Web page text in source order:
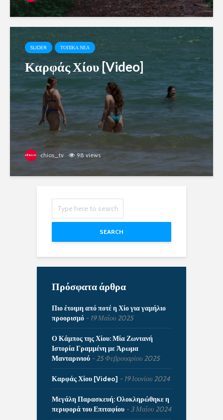
SLIDER ΤΟΠΙΚΑ ΝΕΑ
Καρφάς Χίου [Video]
chios_tv 98 views
SEARCH
Πρόσφατα άρθρα
Πιο έτοιμη από ποτέ η Χίο για γαμήλιο
προορισμό
19 Μαΐου 2025
Ο Κάμπος της Χίου: Μία Ζωντανή
Ιστορία Γραμμένη με Άρωμα
Μανταρινιού
25 Φεβρουαρίου 2025
Καρφάς Χίου [Video] 19 Ιουνίου 2024
Μεγάλη Παρασκευή: Ολοκληρώθηκε η
περιφορά του Επιταφίου
3 Μαΐου 2024